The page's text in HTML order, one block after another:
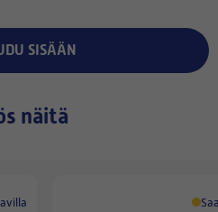
SISÄÄN
näitä